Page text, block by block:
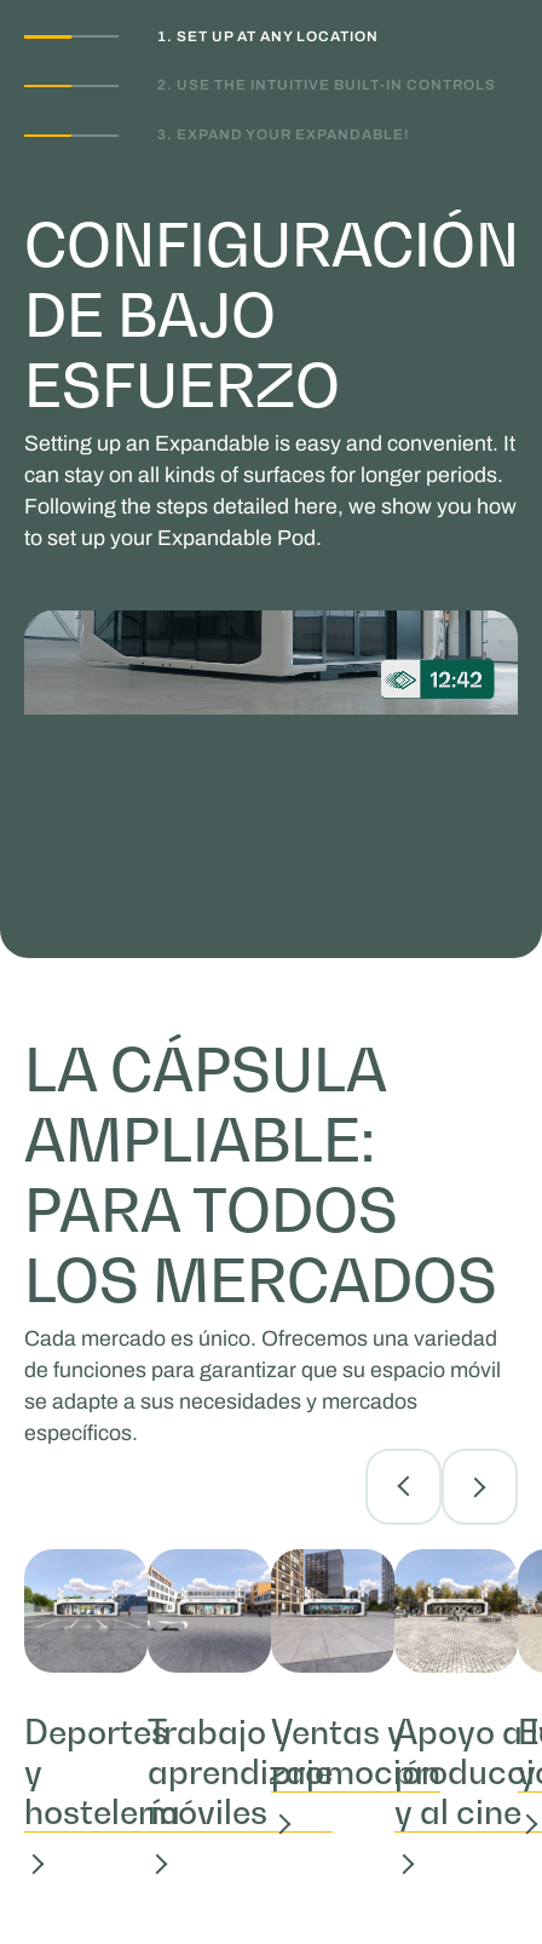
Enchufes de electricidad dobles en cada esquina
Dos cápsulas de conexión a tierra para
1. SET UP AT ANY LOCATION
2. USE THE INTUITIVE BUILT-IN CONTROLS
3. EXPAND YOUR EXPANDABLE!
CONFIGURACIÓN
DE BAJO
ESFUERZO
Setting up an Expandable is easy and convenient. It
can stay on all kinds of surfaces for longer periods.
Following the steps detailed here, we show you how
to set up your Expandable Pod.
LA CÁPSULA
AMPLIABLE:
PARA TODOS
LOS MERCADOS
Cada mercado es único. Ofrecemos una variedad
de funciones para garantizar que su espacio móvil
se adapte a sus necesidades y mercados
específicos.
Deportes
y
hostelería
Trabajo y
aprendizaje
móviles
Ventas y
promoción
Apoyo a
y al cine